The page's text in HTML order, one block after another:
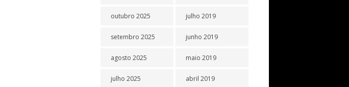
outubro 2025
setembro 2025
agosto 2025
julho 2025
julho 2019
junho 2019
maio 2019
abril 2019